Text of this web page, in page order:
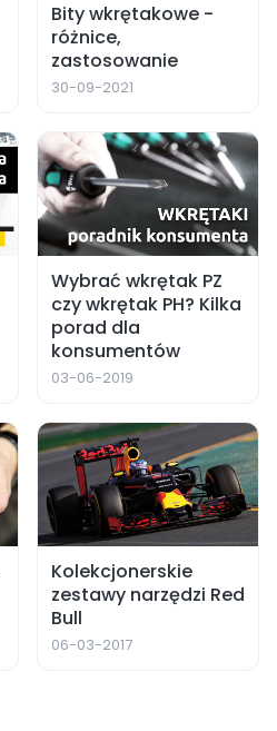
Bity wkrętakowe -
różnice,
zastosowanie
30-09-2021
Wybrać wkrętak PZ
czy wkrętak PH? Kilka
porad dla
konsumentów
03-06-2019
Kolekcjonerskie
zestawy narzędzi Red
Bull
06-03-2017